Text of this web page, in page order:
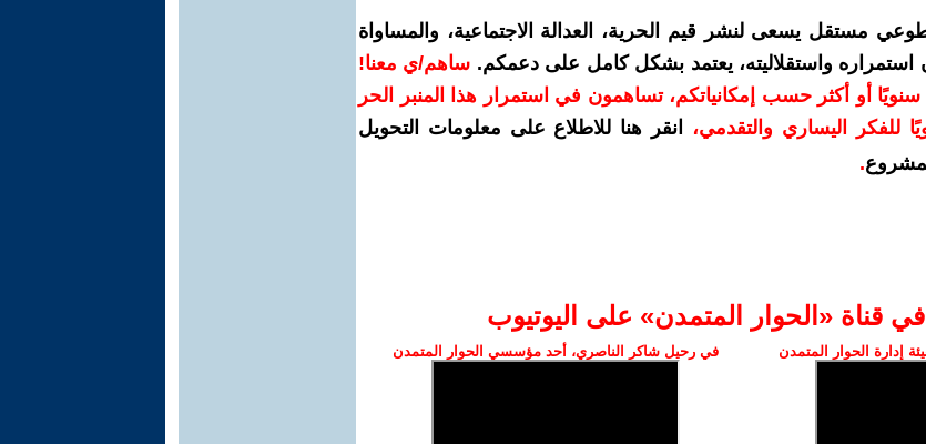
مستقل يسعى لنشر قيم الحرية، العدالة الاجتماعية، والمساواة
استمراره واستقلاليته، يعتمد بشكل كامل على دعمكم. ساهم/ي معنا!
10 دولارات سنويًا أو أكثر حسب إمكانياتكم، تساهمون في استمرار هذا المنبر الحر
للفكر اليساري والتقدمي،
انقر هنا للاطلاع على معلومات التحويل
.
قناة ‫«الحوار المتمدن» على اليوتيوب
إدارة الحوار المتمدن في رحيل شاكر الناصري، أحد مؤسسي الحوار المتمدن